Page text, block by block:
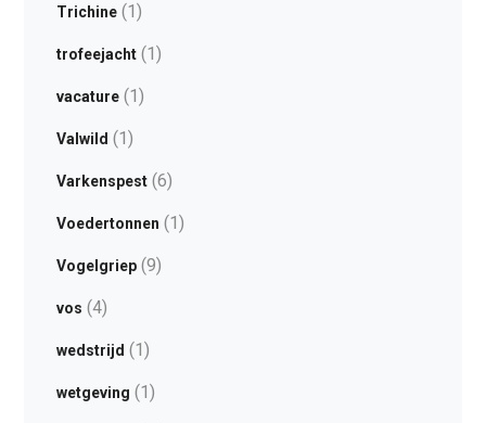
Trichine(1)
trofeejacht(1)
vacature(1)
Valwild (1)
Varkenspest(6)
Voedertonnen (1)
Vogelgriep(9)
vos (4)
wedstrijd (1)
wetgeving (1)